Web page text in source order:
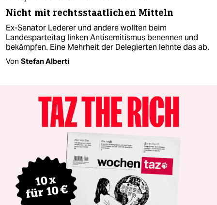
Nicht mit rechtsstaatlichen Mitteln
Ex-Senator Lederer und andere wollten beim
Landesparteitag linken Antisemitismus benennen und
bekämpfen. Eine Mehrheit der Delegierten lehnte das ab.
Von Stefan Alberti